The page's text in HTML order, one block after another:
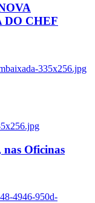
DO CHEF
335x256.jpg
nas Oficinas
4946-950d-